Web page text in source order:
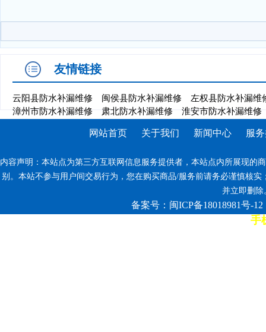
友情链接
云阳县防水补漏维修 闽侯县防水补漏维修
左权县防水补漏维
漳州市防水补漏维修
肃北防水补漏维修 淮安市防水补漏维修
网站首页 关于我们 新闻中心 服
内容声明：本站点为第三方互联网信息服务提供者，本站点内所展现的
别。本站不参与用户间交易行为，您在购买商品/服务前请务必谨慎核
并立即删除
备案号：闽ICP备18018981号-12
7*12小时客服热线: 康师傅手